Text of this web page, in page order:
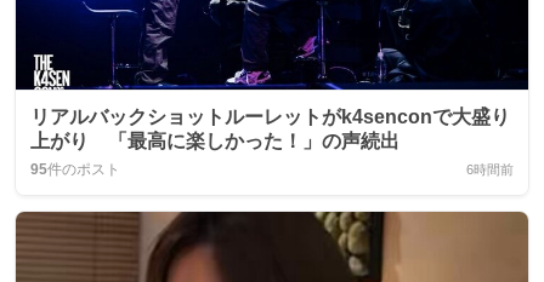
リアルバックショットルーレットがk4senconで大盛り
上がり 「最高に楽しかった！」の声続出
95件のポスト 6時間前